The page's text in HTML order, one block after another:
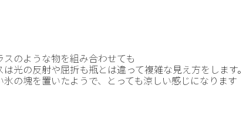
のような物を組み合わせても
光の反射や屈折も瓶とは違って複雑な見え方をします。
の塊を置いたようで、とっても涼しい感じになります